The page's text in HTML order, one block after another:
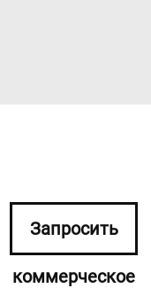
Запросить
коммерческое